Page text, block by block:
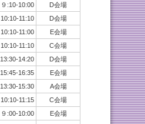
９:10-10:00
D会場
10:10-11:10
D会場
10:10-11:00
E会場
10:10-11:10
C会場
13:30-14:20
D会場
15:45-16:35
E会場
13:30-15:30
A会場
10:10-11:15
C会場
９:00-10:00
E会場